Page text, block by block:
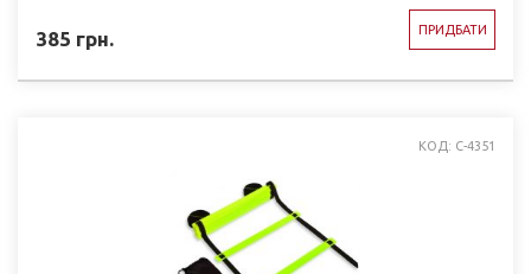
385 грн. ПРИДБАТИ
КОД: C-4351